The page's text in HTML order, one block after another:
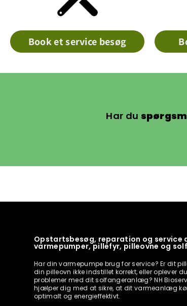
Book et service besøg
Har du
Opstartsbesøg, reparation og service
varmepumper, pillefyr, pilleovne og
Har din varmepumpe brug for service? Er dit
din pilleovn ikke indstillet korrekt, eller oplever du
problemer med dit solfangeranlæg? NH
hjælper dig med at sikre, at dit varmeanlæg
optimalt og energieffektivt.